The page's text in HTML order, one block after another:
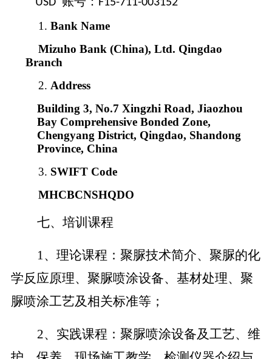
USD F15-711-003152
1. Bank Name
Mizuho Bank (China), Ltd. Qingdao
Branch
2. Address
Building 3, No.7 Xingzhi Road, Jiaozhou
Bay Comprehensive Bonded Zone,
Chengyang District, Qingdao, Shandong
Province, China
3. SWIFT Code
MHCBCNSHQDO
七、培训课程
1、理论课程：聚脲技术简介、聚脲的化
学反应原理、聚脲喷涂设备、基材处理、聚
脲喷涂工艺及相关标准等；
2、实践课程：聚脲喷涂设备及工艺、维